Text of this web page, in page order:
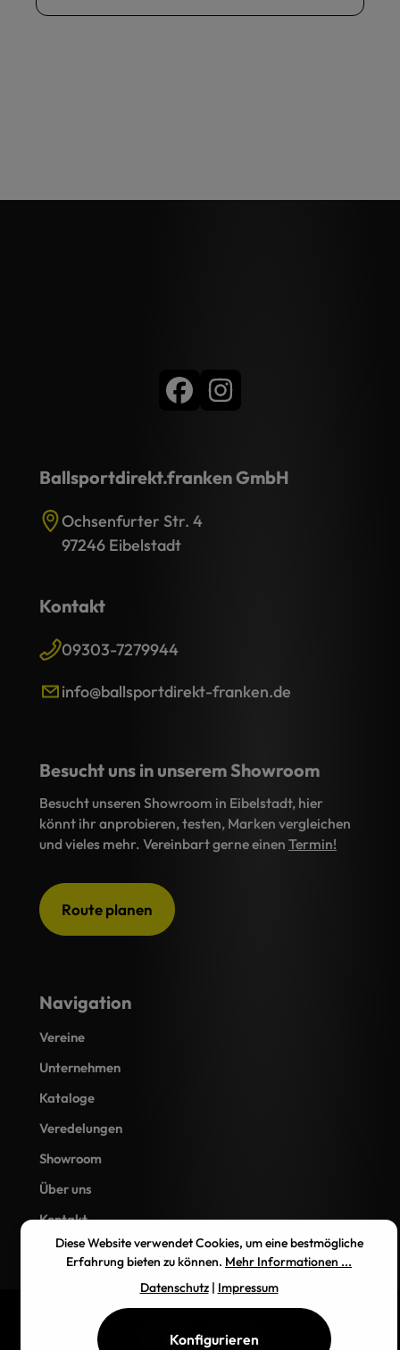
Ballsportdirekt.franken GmbH
Ochsenfurter Str. 4
97246 Eibelstadt
Kontakt
09303-7279944
info@ballsportdirekt-franken.de
Navigation
Vereine
Unternehmen
Kataloge
Veredelungen
Showroom
Über uns
Kontakt
Besucht uns in unserem Showroom
Besucht unseren Showroom in Eibelstadt, hier
könnt ihr anprobieren, testen, Marken vergleichen
und vieles mehr. Vereinbart gerne einen Termin!
Route planen
Diese Website verwendet Cookies, um eine bestmögliche
Erfahrung bieten zu können. Mehr Informationen ...
Datenschutz| Impressum
Konfigurieren